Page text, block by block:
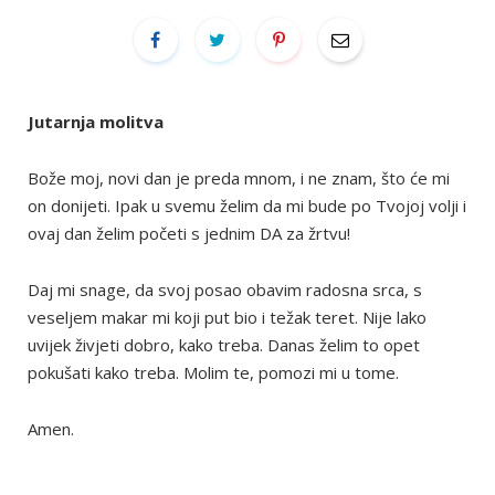
Jutarnja molitva
Bože moj, novi dan je preda mnom, i ne znam, što će mi
on donijeti. Ipak u svemu želim da mi bude po Tvojoj volji i
ovaj dan želim početi s jednim DA za žrtvu!
Daj mi snage, da svoj posao obavim radosna srca, s
veseljem makar mi koji put bio i težak teret. Nije lako
uvijek živjeti dobro, kako treba. Danas želim to opet
pokušati kako treba. Molim te, pomozi mi u tome.
Amen.